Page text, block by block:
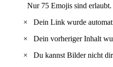
Nur 75 Emojis sind erlaubt.
×
Dein Link wurde
×
Dein vorheriger Inhalt
×
Du kannst Bilder nicht